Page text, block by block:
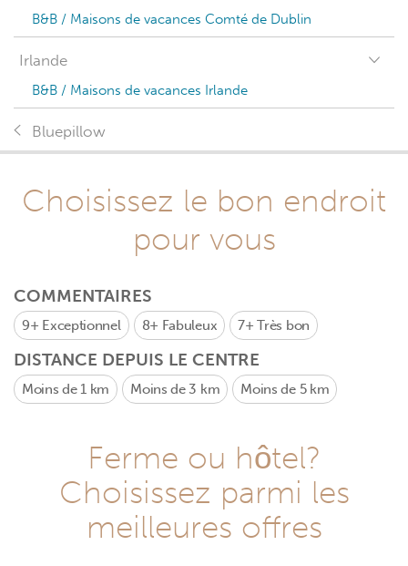
B&B / Maisons de vacances Comté de Dublin
Irlande
B&B / Maisons de vacances Irlande
Bluepillow
Choisissez le bon endroit
pour vous
COMMENTAIRES
9+ Exceptionnel 8+ Fabuleux 7+Très bon
DISTANCE DEPUIS LE CENTRE
Moins de 1 km Moins de 3 km Moins de 5 km
Ferme ou hôtel?
Choisissez parmi les
meilleures offres